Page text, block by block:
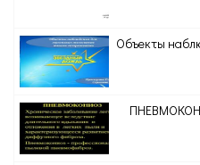
Объекты